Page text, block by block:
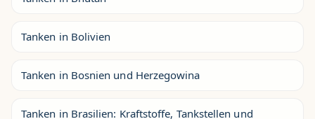
Tanken in Bolivien
Tanken in Bosnien und Herzegowina
Tanken in Brasilien: Kraftstoffe, Tankstellen und